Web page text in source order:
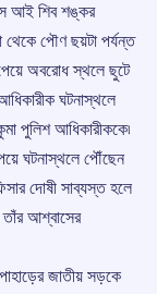
আই শিব শঙ্কর
থেকে পৌণ ছয়টা পর্যন্ত
অবরোধ স্থলে ছুটে
ঘটনাস্থলে
পুলিশ আধিকারীককে৷
ঘটনাস্থলে পৌঁছেন
দোষী সাব্যস্ত হলে
আশ্বাসের
জাতীয় সড়কে